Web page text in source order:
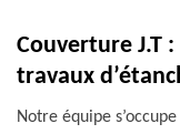
Couverture J.T
travaux
Notre équipe